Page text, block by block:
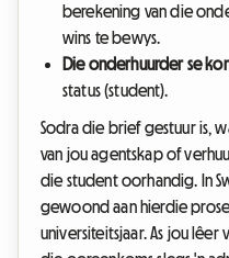
berekening van die
wins te bewys.
Die onderhuurder se
status (student).
Sodra die brief gestuur is,
van jou agentskap of
die student oorhandig. In
gewoond aan hierdie
universiteitsjaar. As jou